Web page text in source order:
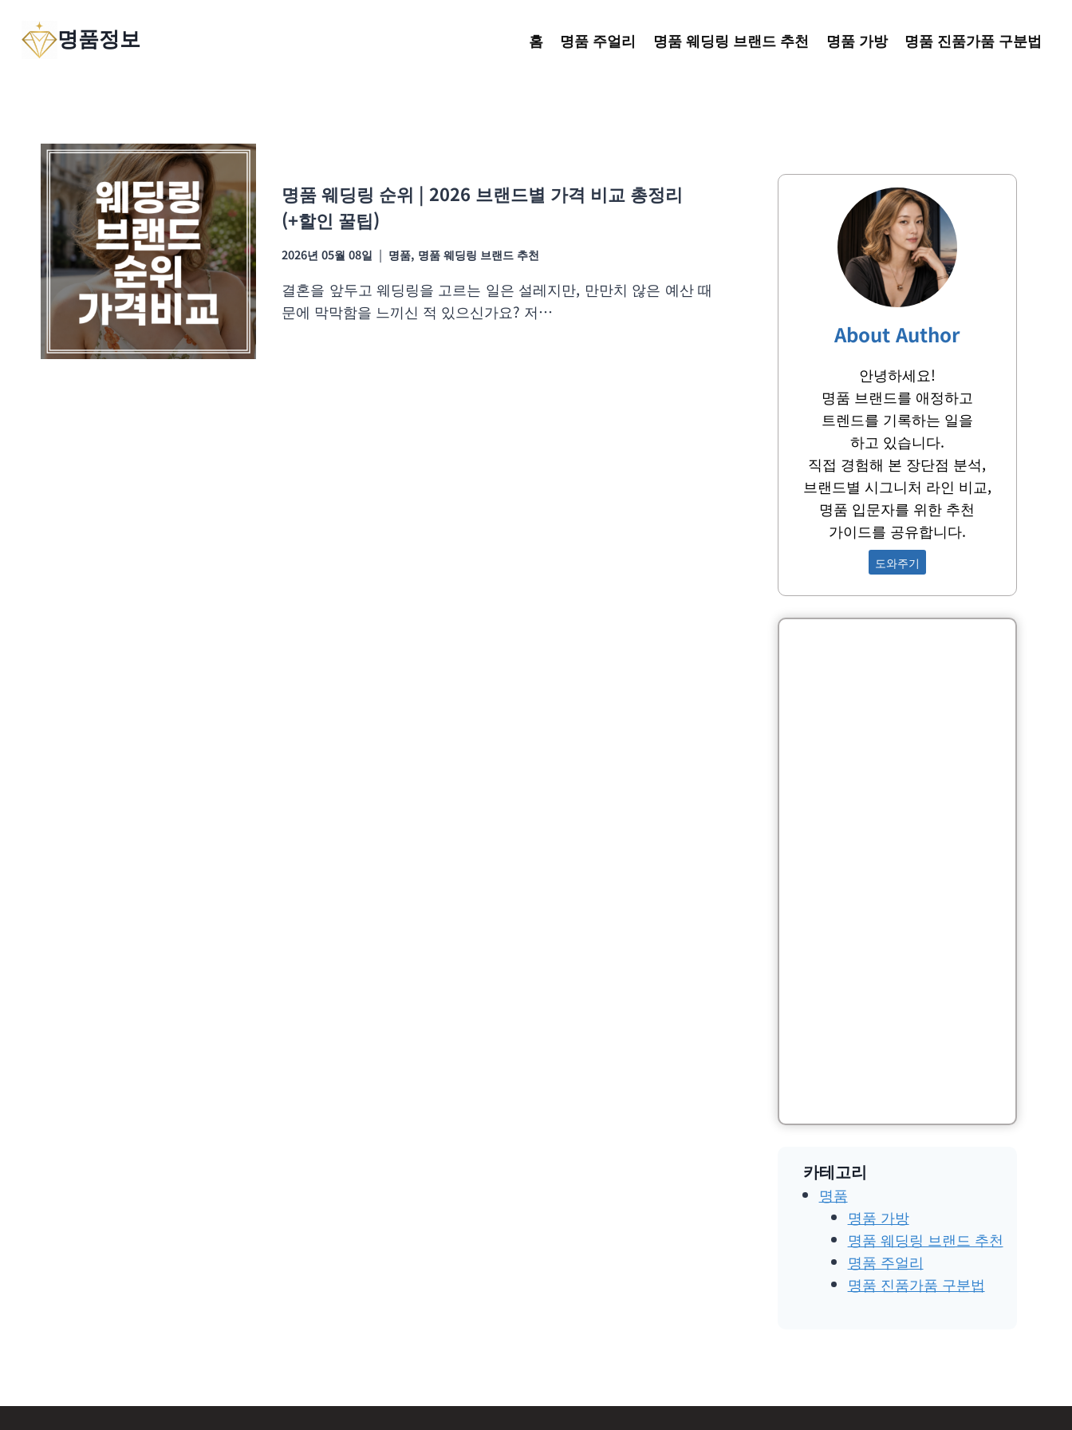
content
명품정보 홈 명품 주얼리 명품 웨딩링 브랜드 추천 명품 가방 명품 진품가품 구분법
명품 웨딩링 순위 | 2026 브랜드별 가격 비교 총정리
(+할인 꿀팁)
2026년 05월 08일 명품, 명품 웨딩링 브랜드 추천
결혼을 앞두고 웨딩링을 고르는 일은 설레지만, 만만치 않은 예산 때
문에 막막함을 느끼신 적 있으신가요? 저…
About Author
안녕하세요!
명품 브랜드를 애정하고
트렌드를 기록하는 일을
하고 있습니다.
직접 경험해 본 장단점 분석,
브랜드별 시그니처 라인 비교,
명품 입문자를 위한 추천
가이드를 공유합니다.
도와주기
카테고리
명품
명품 가방
명품 웨딩링 브랜드 추천
명품 주얼리
명품 진품가품 구분법